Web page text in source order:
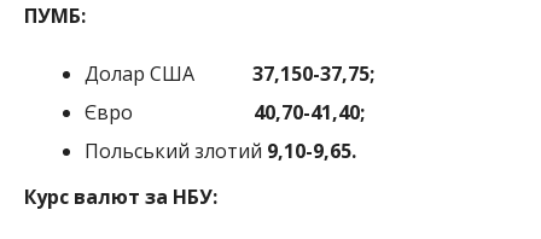
ПУМБ:
Долар США 37,150-37,75;
Євро 40,70-41,40;
Польський злотий 9,10-9,65.
Курс валют за НБУ: